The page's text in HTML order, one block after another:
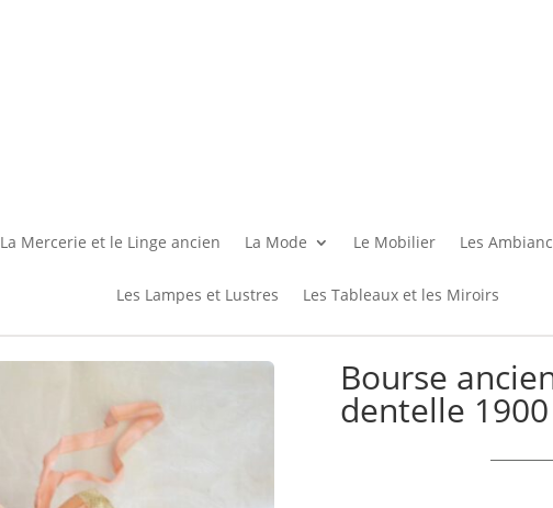
La Mercerie et le Linge ancien La Mode Le Mobilier Les
Les Lampes et Lustres Les Tableaux et les Miroirs
Bourse
dentelle 1900